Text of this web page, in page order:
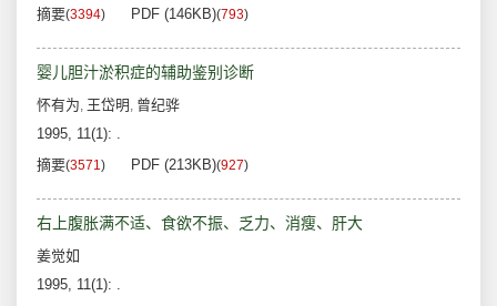
摘要(3394) PDF (146KB)(793)
婴儿胆汁淤积症的辅助鉴别诊断
怀有为, 王岱明 , 曾纪骅
1995, 11(1): .
摘要(3571) PDF (213KB)(927)
右上腹胀满不适、食欲不振、乏力、消瘦、肝大
姜觉如
1995, 11(1): .